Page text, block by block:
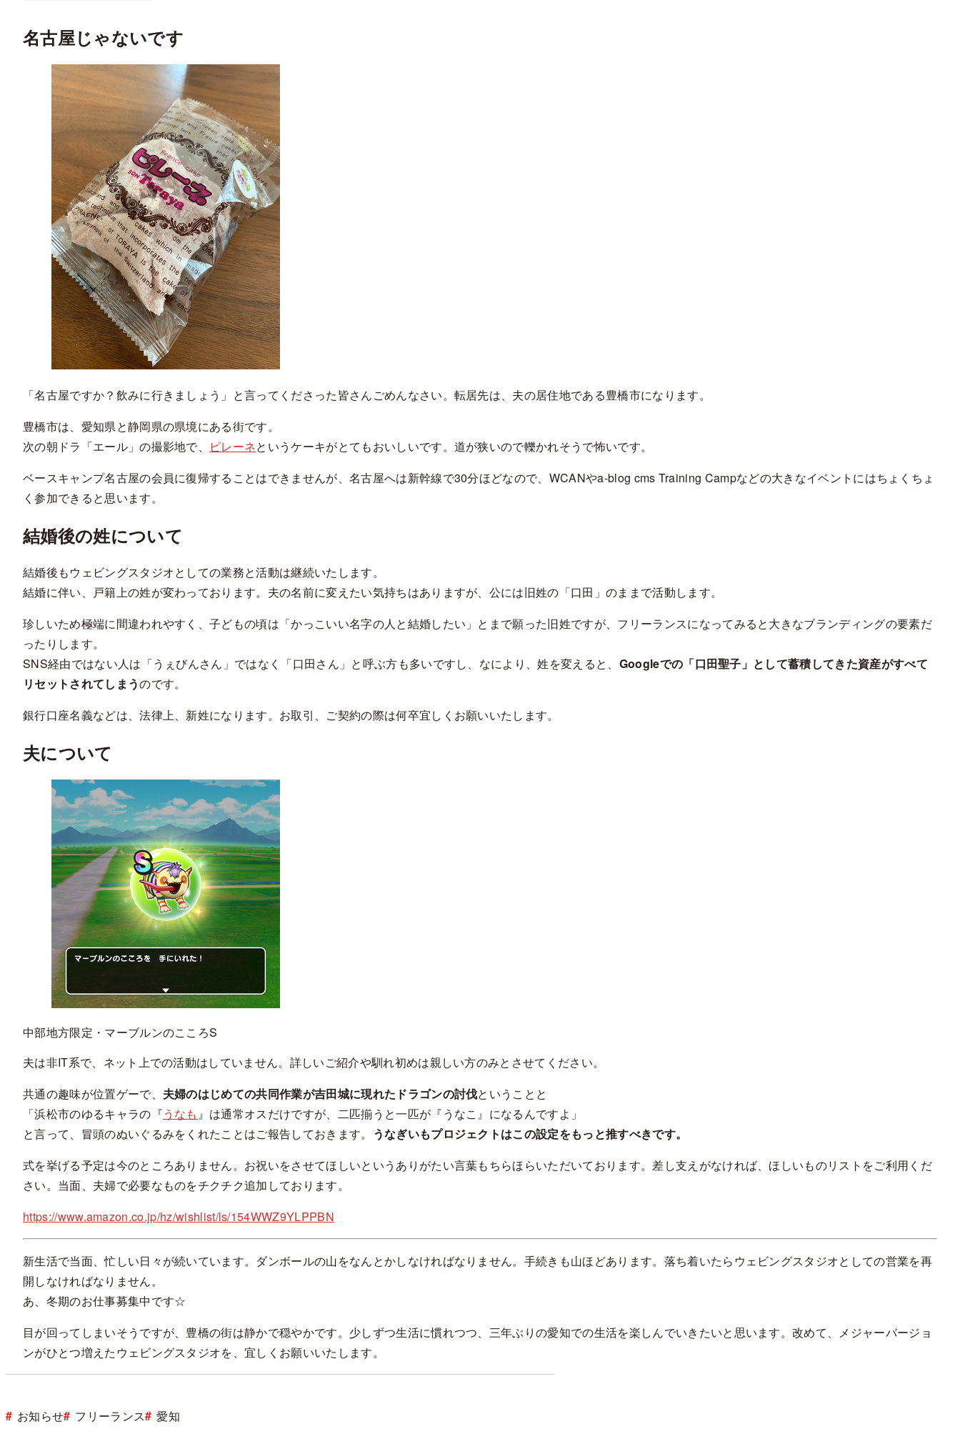
名古屋じゃないです
「名古屋ですか？飲みに行きましょう」と言ってくださった皆さんごめんなさい。転居先は、夫の居住地である豊橋市になります。
豊橋市は、愛知県と静岡県の県境にある街です。
次の朝ドラ「エール」の撮影地で、
ピレーネというケーキがとてもおいしいです。道が狭いので轢かれそうで怖いです。
ベースキャンプ名古屋の会員に復帰することはできませんが、名古屋へは新幹線で30分ほどなので、WCANやa-blog cms Training Campなどの大きなイベントにはちょくちょ
く参加できると思います。
結婚後の姓について
結婚後もウェビングスタジオとしての業務と活動は継続いたします。
結婚に伴い、戸籍上の姓が変わっております。夫の名前に変えたい気持ちはありますが、公には旧姓の「口田」のままで活動します。
珍しいため極端に間違われやすく、子どもの頃は「かっこいい名字の人と結婚したい」とまで願った旧姓ですが、フリーランスになってみると大きなブランディングの要素だ
ったりします。
SNS経由ではない人は「うぇびんさん」ではなく「口田さん」と呼ぶ方も多いですし、なにより、姓を変えると、 Googleでの「口田聖子」として蓄積してきた資産がすべて
リセットされてしまうのです。
銀行口座名義などは、法律上、新姓になります。お取引、ご契約の際は何卒宜しくお願いいたします。
夫について
中部地方限定・マーブルンのこころS
夫は非IT系で、ネット上での活動はしていません。詳しいご紹介や馴れ初めは親しい方のみとさせてください。
共通の趣味が位置ゲーで、 夫婦のはじめての共同作業が吉田城に現れたドラゴンの討伐ということと
「浜松市のゆるキャラの『うなも 』は通常オスだけですが、二匹揃うと一匹が『うなこ』になるんですよ」
と言って、冒頭のぬいぐるみをくれたことはご報告しておきます。
うなぎいもプロジェクトはこの設定をもっと推すべきです。
式を挙げる予定は今のところありません。お祝いをさせてほしいというありがたい言葉もちらほらいただいております。差し支えがなければ、ほしいものリストをご利用くだ
さい。当面、夫婦で必要なものをチクチク追加しております。
https://www.amazon.co.jp/hz/wishlist/ls/154WWZ9YLPPBN
新生活で当面、忙しい日々が続いています。ダンボールの山をなんとかしなければなりません。手続きも山ほどあります。落ち着いたらウェビングスタジオとしての営業を再
開しなければなりません。
あ、冬期のお仕事募集中です☆
目が回ってしまいそうですが、豊橋の街は静かで穏やかです。少しずつ生活に慣れつつ、三年ぶりの愛知での生活を楽しんでいきたいと思います。改めて、メジャーバージョ
ンがひとつ増えたウェビングスタジオを、宜しくお願いいたします。
お知らせ フリーランス 愛知